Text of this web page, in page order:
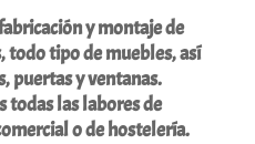
y montaje de
todo tipo de muebles, así
puertas y ventanas.
todas las labores de
o de hostelería.